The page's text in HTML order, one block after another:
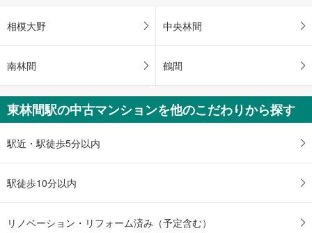
に
す
相模大野 中央林間
南林間 鶴間
東林間駅の中古マンションを他のこだわりから探す
駅近・駅徒歩5分以内
駅徒歩10分以内
リノベーション・リフォーム済み（予定含む）